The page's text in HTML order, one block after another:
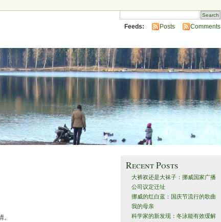
Feeds: Posts Comments
Recent Posts
大裤衩还是大袜子：挪威国家广播
公司议定迁址
挪威的红白蓝：国庆节流行的歌曲
我的母亲
科学家的新发现：冬泳能有效缓解